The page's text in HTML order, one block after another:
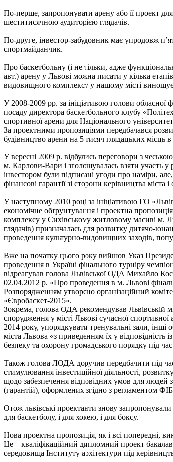
По-перше, запропонувати арену або її проект
шеститисячною аудиторією глядачів.
По-друге, інвестор-забудовник має упродовж
спортмайданчик.
Про баскетбольну (і не тільки, адже
авт.) арену у Львові можна писати у кілька
видовищного комплексу у нашому місті
У 2008-2009 рр. за ініціативою голови обласної
посаду директора баскетбольного клубу
спортивної арени для Національного
За проектними пропозиціями передбачався
будівництво арени на 5 тисяч глядацьких місць в
У вересні 2009 р. відбулись переговори з
м. Карлови-Вари і зголошувалась взяти участь у
інвестором були підписані угоди про наміри,
фінансові гарантії зі сторони керівництва міста і
У наступному 2010 році за ініціативою ГО
економічне обґрунтування і проектна
комплексу у Сихівському житловому масиві м.
глядачів) призначалась для розвитку дитячо-
проведення культурно-видовищних заходів,
Вже на початку цього року вийшов Указ
проведення в Україні фінального турніру
відреагував голова Львівської ОДА Михайло
02.04.2012 р. «Про проведення в м. Львові
Розпорядженням утворено організаційний
«Євробаскет-2015».
Зокрема, голова ОДА рекомендував Львівській
спорудження у місті Львові сучасної
2014 року, упорядкувати тренувальні зали, інші
міста Львова «з приведенням їх у відповідність
безпеку та охорону громадського порядку під
Також голова ЛОДА доручив передбачити під
стимулювання інвестиційної діяльності,
щодо забезпечення відповідних умов для людей
(гарантій), оформлених згідно з регламентом
Отож львівські проектанти знову
для баскетболу, і для хокею, і для боксу.
Нова проектна пропозиція, як і всі попередні,
Це – кваліфікаційний дипломний проект
середовища Інституту архітектури під